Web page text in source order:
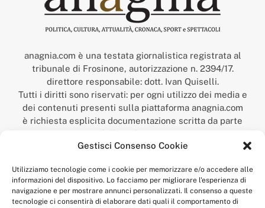
Gestisci Consenso Cookie
Utilizziamo tecnologie come i cookie per memorizzare e/o accedere alle
informazioni del dispositivo. Lo facciamo per migliorare l'esperienza di
navigazione e per mostrare annunci personalizzati. Il consenso a queste
tecnologie ci consentirà di elaborare dati quali il comportamento di
anagnia.com è una testata giornalistica registrata al
tribunale di Frosinone, autorizzazione n. 2394/17.
direttore responsabile: dott. Ivan Quiselli.
Tutti i diritti sono riservati: per ogni utilizzo dei media e
dei contenuti presenti sulla piattaforma anagnia.com
è richiesta esplicita documentazione scritta da parte
della redazione.
“Anagnia” è un marchio registrato presso l’Ufficio Italiano
Economico,
num. registrazione: 302017000014044 del 9 febbraio 2017.
Per contatti:redazione@anagnia.com